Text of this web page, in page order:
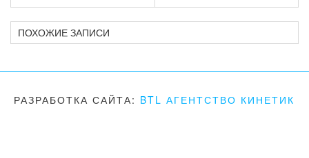
ПОХОЖИЕ ЗАПИСИ
РАЗРАБОТКА САЙТА: BTL АГЕНТСТВО КИНЕТИК